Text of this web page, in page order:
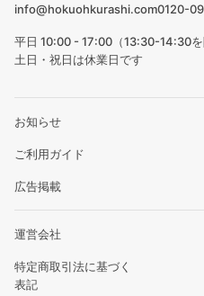
info@hokuohkurashi.com0120-
平日 10:00 - 17:00（13:30-14:30を
土日・祝日は休業日です
お知らせ
ご利用ガイド
広告掲載
運営会社
特定商取引法に基づく
表記